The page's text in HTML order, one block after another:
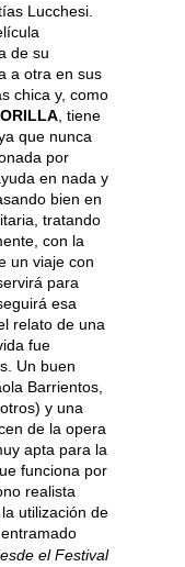
Lucchesi.
de su
a otra en sus
chica y, como
, tiene
que nunca
por
en nada y
bien en
tratando
con la
un viaje con
para
esa
relato de una
fue
Un buen
Barrientos,
y una
de la opera
apta para la
funciona por
realista
utilización de
el Festival